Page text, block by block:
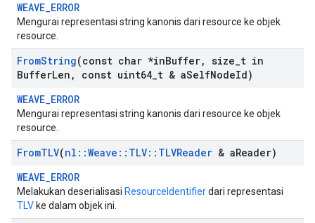
WEAVE_ERROR
Mengurai representasi string kanonis dari resource ke objek
resource.
FromString(const char *inBuffer, size t in
BufferLen , const uint64 t & aSelfNodeId)
WEAVE_ERROR
Mengurai representasi string kanonis dari resource ke objek
resource.
FromTLV(nl ::Weave :: TLV:: TLVReader & aReader)
WEAVE_ERROR
Melakukan deserialisasi ResourceIdentifierdari representasi
TLV ke dalam objek ini.